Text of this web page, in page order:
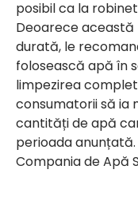
posibil ca la
Deoarece
durată, le
folosească apă în
limpezirea
consumatorii să ia
cantități de apă
perioada anunțată.
Compania de Apă